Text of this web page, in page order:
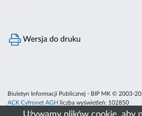
Wersja do druku
Biuletyn Informacji Publicznej - BIP MK © 2003-
ACK Cyfronet AGH
liczba wyświetleń: 102850